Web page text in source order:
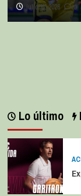
julio 11, 2026 0
Lo último